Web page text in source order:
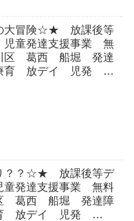
大冒険☆★ 放課後等
童発達支援事業 無
区 葛西 船堀 発達
育 放デイ 児発
？？☆★ 放課後等デ
発達支援事業 無料
葛西 船堀 発達障
放デイ 児発